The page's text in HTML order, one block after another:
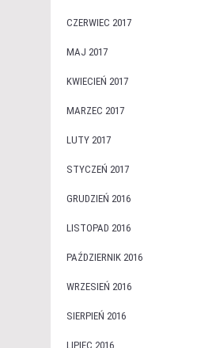
CZERWIEC 2017
MAJ 2017
KWIECIEŃ 2017
MARZEC 2017
LUTY 2017
STYCZEŃ 2017
GRUDZIEŃ 2016
LISTOPAD 2016
PAŹDZIERNIK 2016
WRZESIEŃ 2016
SIERPIEŃ 2016
LIPIEC 2016